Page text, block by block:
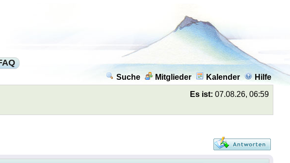
Suche Mitglieder Kalender Hilfe
Es ist: 07.08.26, 06:59